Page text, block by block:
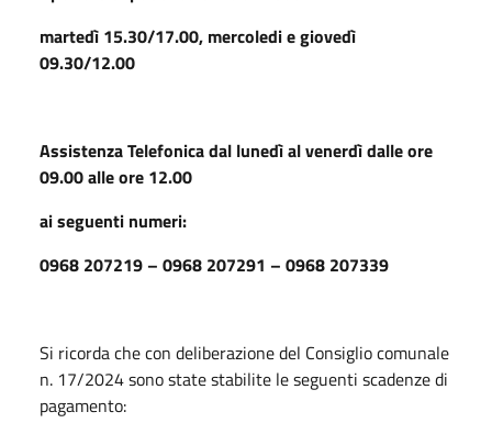
martedì 15.30/17.00, mercoledi e giovedì
09.30/12.00
Assistenza Telefonica dal lunedì al venerdì dalle ore
09.00 alle ore 12.00
ai seguenti numeri:
0968 207219 – 0968 207291 – 0968 207339
Si ricorda che con deliberazione del Consiglio comunale
n. 17/2024 sono state stabilite le seguenti scadenze di
pagamento: